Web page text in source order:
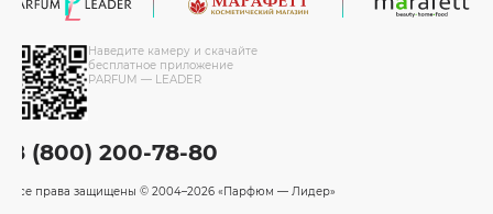
Наведите камеру и скачайте
бесплатное приложение
PARFUM — LEADER
8 (800) 200-78-80
Все права защищены © 2004–2026 «Парфюм — Лидер»